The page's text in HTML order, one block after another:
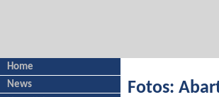
Home
News
Fotos: